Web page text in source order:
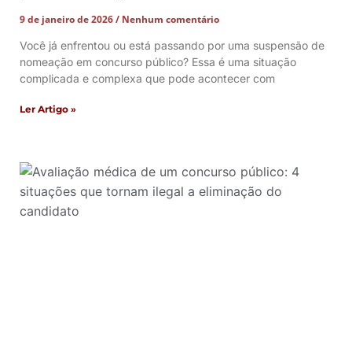
9 de janeiro de 2026
Nenhum comentário
Você já enfrentou ou está passando por uma suspensão de
nomeação em concurso público? Essa é uma situação
complicada e complexa que pode acontecer com
Ler Artigo »